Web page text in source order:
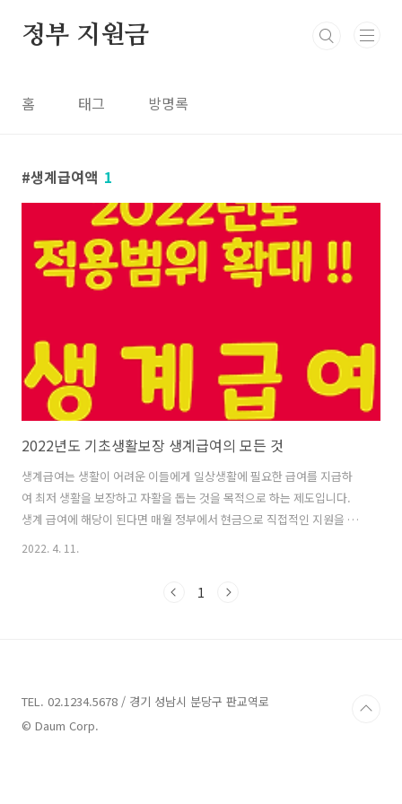
정부 지원금
홈 태그 방명록
생계급여액 1
2022년도 기초생활보장 생계급여의 모든 것
생계급여는 생활이 어려운 이들에게 일상생활에 필요한 급여를 지급하
여 최저 생활을 보장하고 자활을 돕는 것을 목적으로 하는 제도입니다.
생계 급여에 해당이 된다면 매월 정부에서 현금으로 직접적인 지원을 해
주니 실질적인 도움이 많이 되는 사업입니다. 특히 2022년도부터는 부양
것으로 보이니 꼭 확인해보시기 바랍니다. ■ 생계급여 지원대상 ○ 가
방자치단체 등으로부터..
2022. 4. 11.
1
TEL. 02.1234.5678 / 경기 성남시 분당구 판교역로
© Daum Corp.